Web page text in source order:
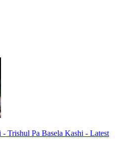
Trishul Pa Basela Kashi - Latest